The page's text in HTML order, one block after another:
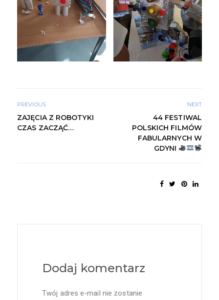
PREVIOUS
ZAJĘCIA Z ROBOTYKI
CZAS ZACZĄĆ…
NEXT
44 FESTIWAL
POLSKICH FILMÓW
FABULARNYCH W
GDYNI
Dodaj komentarz
Twój adres e-mail nie zostanie